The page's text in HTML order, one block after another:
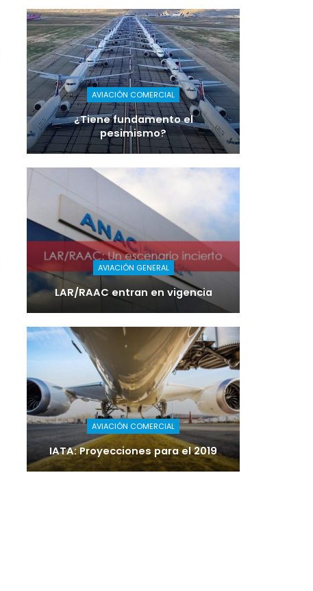
AVIACIÓN COMERCIAL
¿Tiene fundamento el
pesimismo?
AVIACIÓN GENERAL
LAR/RAAC entran en vigencia
AVIACIÓN COMERCIAL
IATA: Proyecciones para el 2019